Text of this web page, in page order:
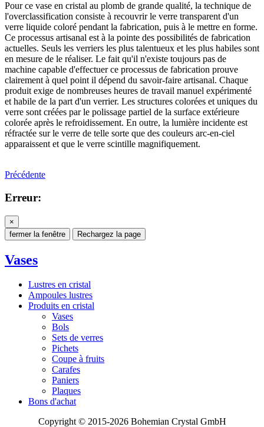
Pour ce vase en cristal au plomb de grande qualité, la technique de
l'overclassification consiste à recouvrir le verre transparent d'un
verre liquide coloré pendant la fabrication, puis à le mettre en forme.
Ce processus artisanal est à la pointe des possibilités de fabrication
actuelles. Seuls les verriers les plus talentueux et les plus habiles sont
en mesure de le réaliser. Le fait qu'il n'existe toujours pas de
machine capable d'effectuer ce processus de fabrication prouve
clairement à quel point il dépend du savoir-faire artisanal. Chaque
produit exige de nombreuses heures de travail manuel expérimenté
et habile de la part d'un verrier. Les structures colorées et uniques du
verre sont créées par le polissage partiel de la surface extérieure
colorée après le refroidissement. En outre, la lumière incidente est
réfractée sur le verre de telle sorte que des couleurs arc-en-ciel
apparaissent et que le verre scintille magnifiquement.
Précédente
Erreur:
×
fermer la fenêtre
Rechargez la page
Vases
Lustres en cristal
Ampoules lustres
Produits en cristal
Vases
Bols
Sets de verres
Pichets
Coupe à fruits
Carafes
Paniers
Plaques
Bons d'achat
Copyright © 2015-2026 Bohemian Crystal GmbH